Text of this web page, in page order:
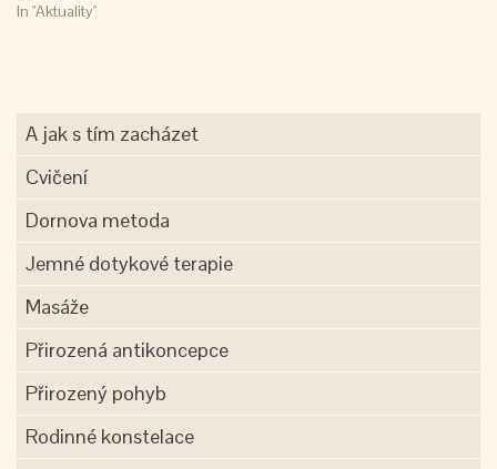
In "Aktuality"
A jak s tím zacházet
Cvičení
Dornova metoda
Jemné dotykové terapie
Masáže
Přirozená antikoncepce
Přirozený pohyb
Rodinné konstelace